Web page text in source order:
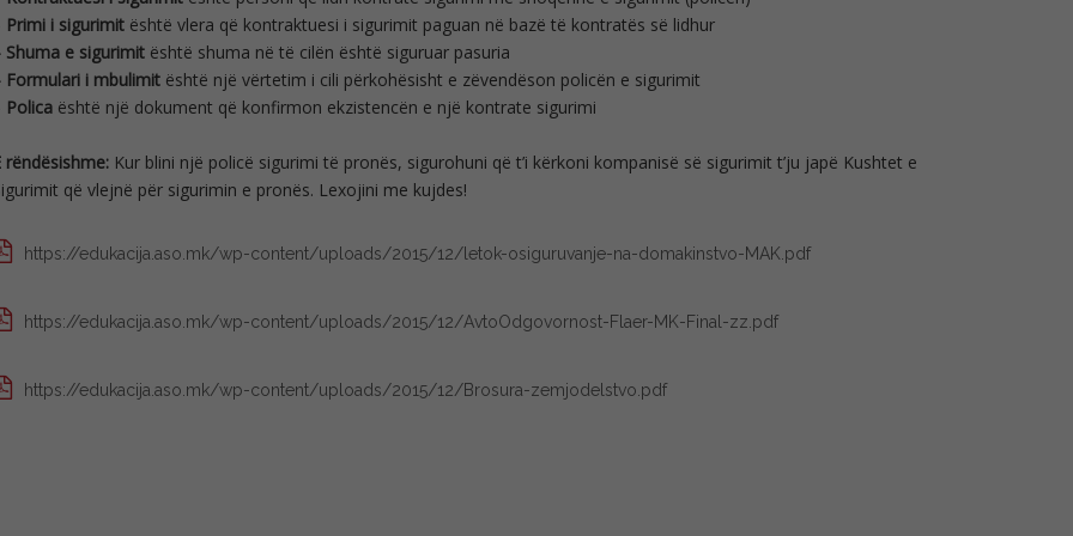
Primi i sigurimit është vlera që kontraktuesi i sigurimit paguan në bazë të kontratës së lidhur
Shuma e sigurimit është shuma në të cilën është siguruar pasuria
Formulari i mbulimit është një vërtetim i cili përkohësisht e zëvendëson policën e sigurimit
Polica është një dokument që konfirmon ekzistencën e një kontrate sigurimi
rëndësishme: Kur blini një policë sigurimi të pronës, sigurohuni që t’i kërkoni kompanisë së sigurimit t’ju japë Kushtet e
që vlejnë për sigurimin e pronës. Lexojini me kujdes!
https://edukacija.aso.mk/wp-content/uploads/2015/12/letok-osiguruvanje-na-domakinstvo-MAK.pdf
https://edukacija.aso.mk/wp-content/uploads/2015/12/AvtoOdgovornost-Flaer-MK-Final-zz.pdf
https://edukacija.aso.mk/wp-content/uploads/2015/12/Brosura-zemjodelstvo.pdf